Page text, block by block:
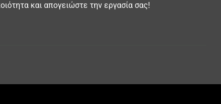
και απογειώστε την εργασία σας!